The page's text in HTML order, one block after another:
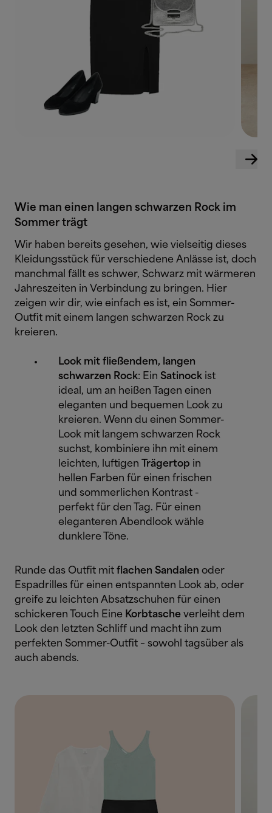
Wie man einen langen schwarzen Rock im
Sommer trägt
Wir haben bereits gesehen, wie vielseitig dieses
Kleidungsstück für verschiedene Anlässe ist, doch
manchmal fällt es schwer, Schwarz mit wärmeren
Jahreszeiten in Verbindung zu bringen. Hier
zeigen wir dir, wie einfach es ist, ein Sommer-
Outfit mit einem langen schwarzen Rock zu
kreieren.
Look mit fließendem, langen
schwarzen Rock: Ein Satinock ist
ideal, um an heißen Tagen einen
eleganten und bequemen Look zu
kreieren. Wenn du einen Sommer-
Look mit langem schwarzen Rock
suchst, kombiniere ihn mit einem
leichten, luftigen
Trägertop in
hellen Farben für einen frischen
und sommerlichen Kontrast -
perfekt für den Tag. Für einen
eleganteren Abendlook wähle
dunklere Töne.
Runde das Outfit mit flachen Sandalen oder
Espadrilles für einen entspannten Look ab, oder
greife zu leichten Absatzschuhen für einen
schickeren Touch Eine Korbtasche verleiht dem
Look den letzten Schliff und macht ihn zum
perfekten Sommer-Outfit – sowohl tagsüber als
auch abends.